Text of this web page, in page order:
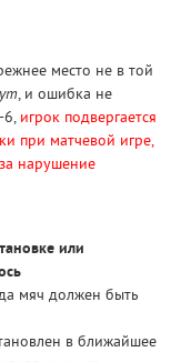
место не в той
, и ошибка не
6, игрок подвергается
при матчевой игре,
нарушение
или
мяч должен быть
в ближайшее